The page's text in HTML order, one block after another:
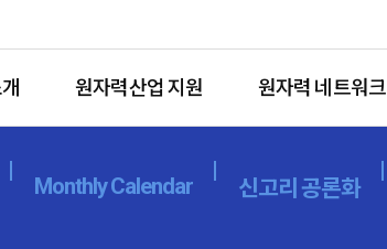
원자력산업 지원 원자력 네트워크
Monthly Calendar 신고리 공론화